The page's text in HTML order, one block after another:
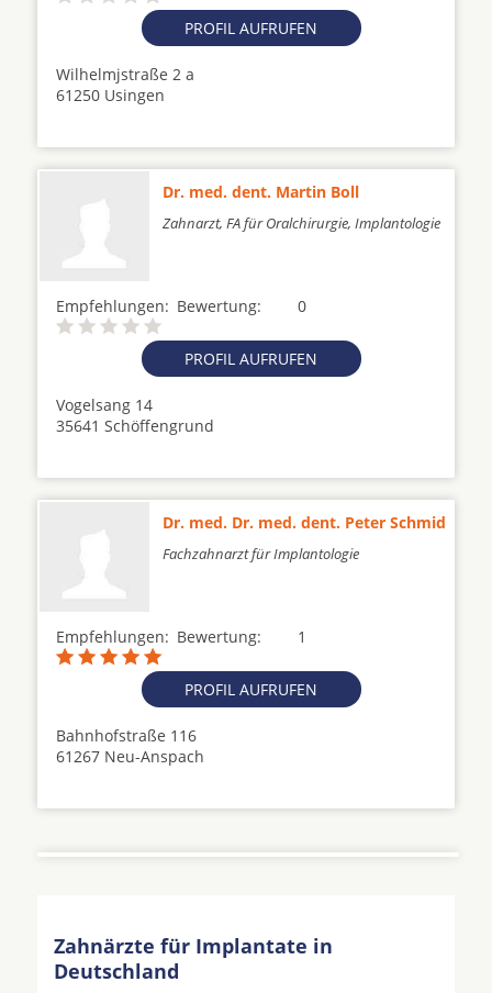
PROFIL AUFRUFEN
Wilhelmjstraße 2 a
61250 Usingen
Dr. med. dent. Martin Boll
Zahnarzt, FA für Oralchirurgie, Implantologie
Empfehlungen: 0
Bewertung:
PROFIL AUFRUFEN
Vogelsang 14
35641 Schöffengrund
Dr. med. Dr. med. dent. Peter Schmid
Fachzahnarzt für Implantologie
Empfehlungen: 1
Bewertung:
PROFIL AUFRUFEN
Bahnhofstraße 116
61267 Neu-Anspach
Zahnärzte für Implantate in
Deutschland